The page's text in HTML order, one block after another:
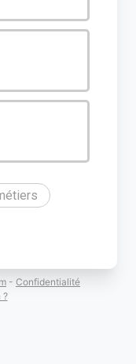
- Confidentialité
?